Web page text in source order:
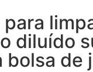
diluído
bolsa de